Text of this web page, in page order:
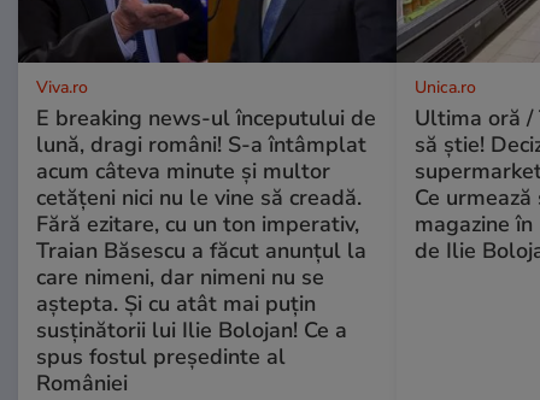
Viva.ro
E breaking news-ul începutului de
lună, dragi români! S-a întâmplat
acum câteva minute și multor
cetățeni nici nu le vine să creadă.
Fără ezitare, cu un ton imperativ,
Traian Băsescu a făcut anunțul la
care nimeni, dar nimeni nu se
aștepta. Și cu atât mai puțin
susținătorii lui Ilie Bolojan! Ce a
spus fostul președinte al
României
Unica.ro
Ultima oră /
să știe!
Ce
magazine
de Ilie